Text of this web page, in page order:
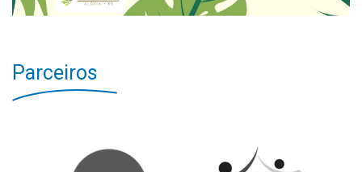
Parceiros